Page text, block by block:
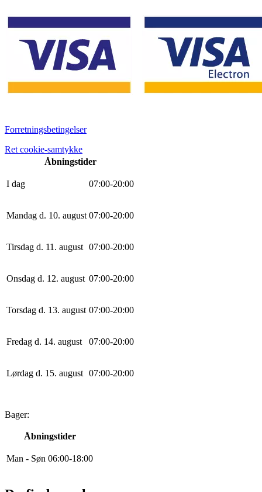
Forretningsbetingelser
Ret cookie-samtykke
Åbningstider
I dag 07:00-20:00
Mandag d. 10. august 07:00-20:00
Tirsdag d. 11. august 07:00-20:00
Onsdag d. 12. august 07:00-20:00
Torsdag d. 13. august 07:00-20:00
Fredag d. 14. august 07:00-20:00
Lørdag d. 15. august 07:00-20:00
Bager:
Åbningstider
Man - Søn 06:00-18:00